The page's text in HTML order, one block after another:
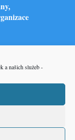
a našich služeb -